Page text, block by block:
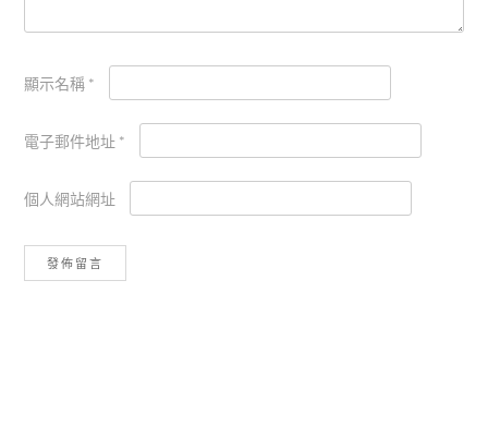
顯示名稱 *
電子郵件地址 *
個人網站網址